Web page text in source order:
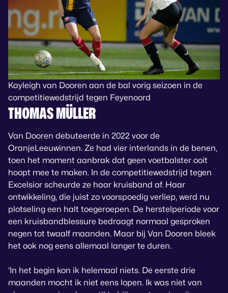
Kayleigh van Dooren aan de bal vorig seizoen in de
competitiewedstrijd tegen Feyenoord
THOMAS MÜLLER
Van Dooren debuteerde in 2022 voor de
OranjeLeeuwinnen. Ze had vier interlands in de benen,
toen het moment aanbrak dat geen voetbalster ooit
hoopt mee te maken. In de competitiewedstrijd tegen
Excelsior scheurde ze haar kruisband af. Haar
ontwikkeling, die juist zo voorspoedig verliep, werd nu
plotseling een halt toegeroepen. De herstelperiode voor
een kruisbandblessure bedraagt normaal gesproken
negen tot twaalf maanden. Maar bij Van Dooren bleek
het ook nog eens allemaal langer te duren.
‘In het begin kon ik helemaal niets. De eerste drie
maanden mocht ik niet eens lopen. Ik was niet van